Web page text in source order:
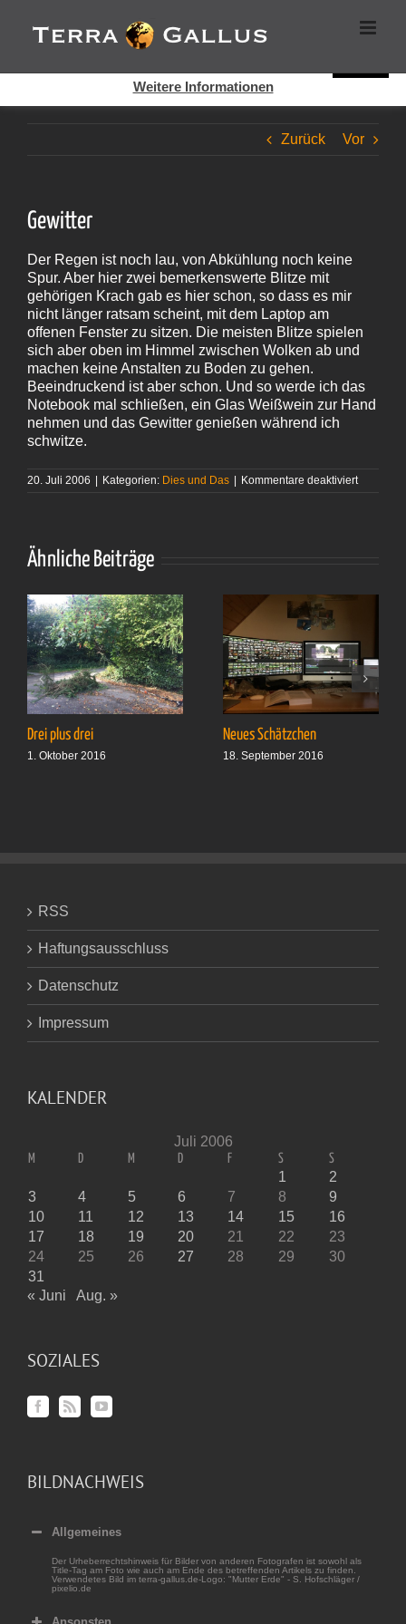
Inhalt
springen
Zurück Vor
Gewitter
Der Regen ist noch lau, von Abkühlung noch keine
Spur. Aber hier zwei bemerkenswerte Blitze mit
gehörigen Krach gab es hier schon, so dass es mir
nicht länger ratsam scheint, mit dem Laptop am
offenen Fenster zu sitzen. Die meisten Blitze spielen
sich aber oben im Himmel zwischen Wolken ab und
machen keine Anstalten zu Boden zu gehen.
Beeindruckend ist aber schon. Und so werde ich das
Notebook mal schließen, ein Glas Weißwein zur Hand
nehmen und das Gewitter genießen während ich
schwitze.
20. Juli 2006 | Kategorien: Dies und Das | Kommentare deaktiviertfür
Ähnliche Beiträge
Drei plus drei
1. Oktober 2016
Neues Schätzchen
18. September 2016
RSS
Haftungsausschluss
Datenschutz
Impressum
KALENDER
Juli 2006
M D M D F S S
1
2
3
4 5 6 7 8
9
10
11 12 13 14 15
16
17
18 19 20 21 22
23
24
25 26 27 28 29
30
31
« Juni
Aug. »
SOZIALES
BILDNACHWEIS
Allgemeines
Der Urheberrechtshinweis für Bilder von anderen Fotografen ist sowohl als
Title-Tag am Foto wie auch am Ende des betreffenden Artikels zu finden.
Verwendetes Bild im terra-gallus.de-Logo: "Mutter Erde" - S. Hofschläger /
pixelio.de
Cookies helfen auf auf dieser Seite bei der Bereitstellung der
Dienste. Durch die Nutzung dieser Webseite erklären Sie sich
Weitere Informationen